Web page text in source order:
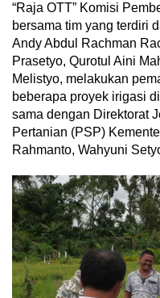
“Raja OTT” Komisi
bersama tim yang terdiri
Andy Abdul Rachman
Prasetyo, Qurotul Aini
Melistyo, melakukan
beberapa proyek irigasi
sama dengan Direktorat
Pertanian (PSP)
Rahmanto, Wahyuni